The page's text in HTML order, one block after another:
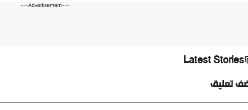
---Advertisement---
Latest Stories
تعليق